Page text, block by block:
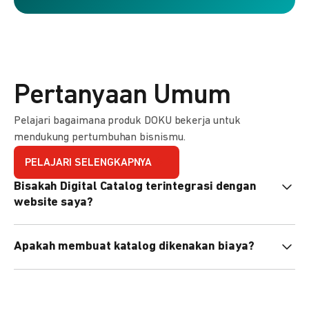
Pertanyaan Umum
Pelajari bagaimana produk DOKU bekerja untuk
mendukung pertumbuhan bisnismu.
PELAJARI SELENGKAPNYA
Bisakah Digital Catalog terintegrasi dengan
website saya?
atau menyematkan QR code di website Anda.
Apakah membuat katalog dikenakan biaya?